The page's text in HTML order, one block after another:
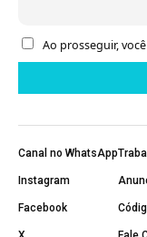
Ao prosseguir,
Canal no WhatsApp
Instagram
Facebook